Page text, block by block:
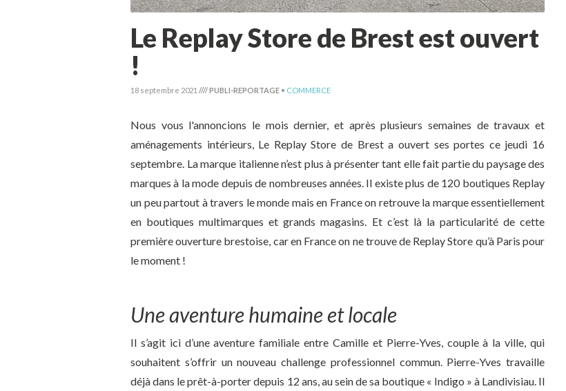
Le Replay Store de Brest est ouvert
!
18 septembre 2021 //// PUBLI-REPORTAGE • COMMERCE
Nous vous l'annoncions le mois dernier, et après plusieurs semaines de travaux et
aménagements intérieurs, Le Replay Store de Brest a ouvert ses portes ce jeudi 16
septembre. La marque italienne n’est plus à présenter tant elle fait partie du paysage des
marques à la mode depuis de nombreuses années. Il existe plus de 120 boutiques Replay
un peu partout à travers le monde mais en France on retrouve la marque essentiellement
en boutiques multimarques et grands magasins. Et c’est là la particularité de cette
première ouverture brestoise, car en France on ne trouve de Replay Store qu’à Paris pour
le moment !
Une aventure humaine et locale
Il s’agit ici d’une aventure familiale entre Camille et Pierre-Yves, couple à la ville, qui
souhaitent s’offrir un nouveau challenge professionnel commun. Pierre-Yves travaille
déjà dans le prêt-à-porter depuis 12 ans, au sein de sa boutique « Indigo » à Landivisiau. Il